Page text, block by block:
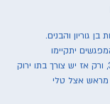
יתקיימו
במשחקיית אגדה, בן גוריון 33, ורק אז יש צורך בתו ירוק
מראש אצל טלי